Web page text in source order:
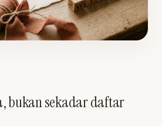
bukan sekadar daftar